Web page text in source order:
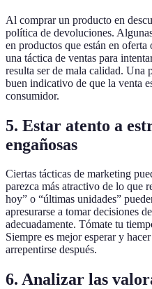
Al comprar un producto en
política de devoluciones.
en productos que están en
una táctica de ventas para
resulta ser de mala calidad.
buen indicativo de que la venta
consumidor.
5. Estar atento a
engañosas
Ciertas tácticas de marketing
parezca más atractivo de lo que
hoy” o “últimas unidades”
apresurarse a tomar decisiones
adecuadamente. Tómate tu
Siempre es mejor esperar y
arrepentirse después.
6. Analizar las